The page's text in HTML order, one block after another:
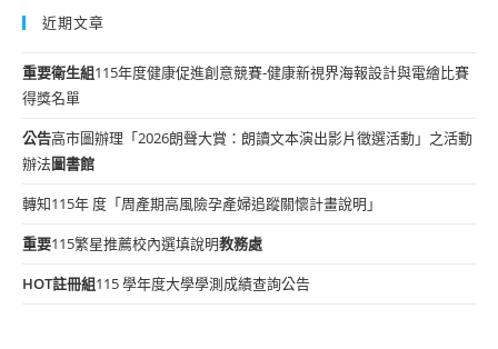
近期文章
重要衛生組115年度健康促進創意競賽-健康新視界海報設計與電繪比賽
得獎名單
公告高市圖辦理「2026朗聲大賞：朗讀文本演出影片徵選活動」之活動
辦法圖書館
轉知115年 度「周產期高風險孕產婦追蹤關懷計畫說明」
重要115繁星推薦校內選填說明教務處
HOT註冊組115 學年度大學學測成績查詢公告